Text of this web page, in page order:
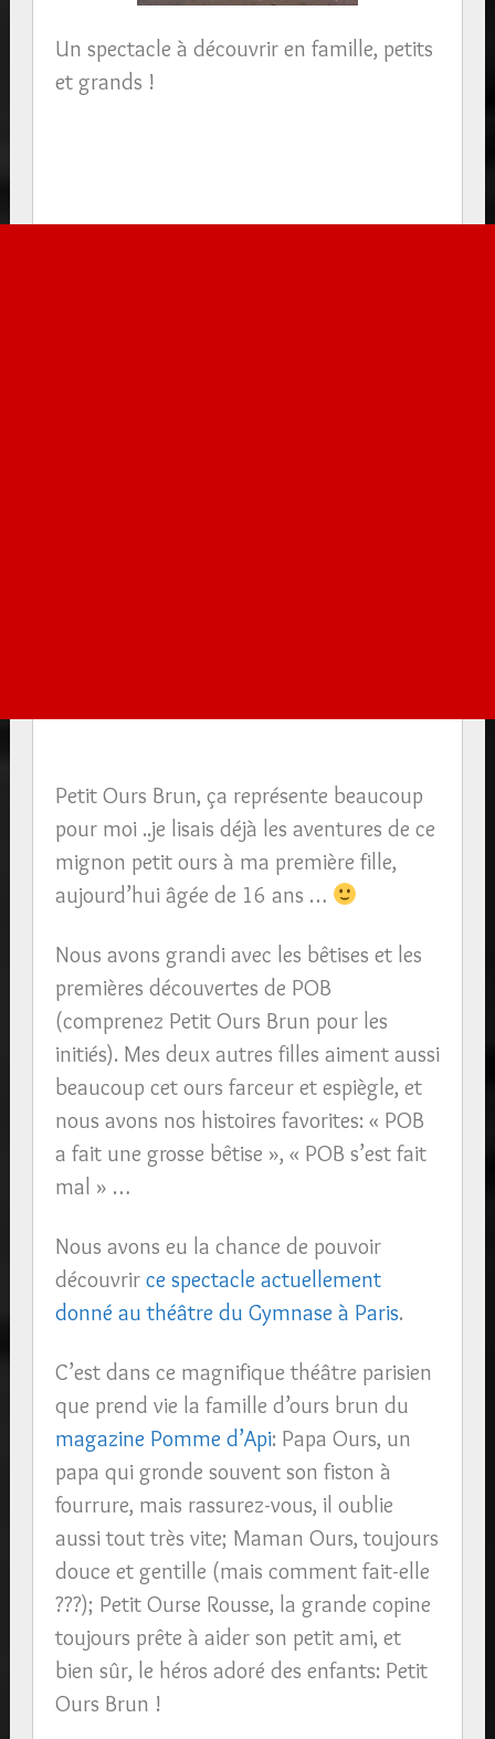
Un spectacle à découvrir en famille, petits
et grands !
Petit Ours Brun, ça représente beaucoup
pour moi ..je lisais déjà les aventures de ce
mignon petit ours à ma première fille,
aujourd’hui âgée de 16 ans …
Nous avons grandi avec les bêtises et les
premières découvertes de POB
(comprenez Petit Ours Brun pour les
initiés). Mes deux autres filles aiment aussi
beaucoup cet ours farceur et espiègle, et
nous avons nos histoires favorites: « POB
a fait une grosse bêtise », « POB s’est fait
mal » …
Nous avons eu la chance de pouvoir
découvrir ce spectacle actuellement
donné au théâtre du Gymnase à Paris.
C’est dans ce magnifique théâtre parisien
que prend vie la famille d’ours brun du
magazine Pomme d’Api: Papa Ours, un
papa qui gronde souvent son fiston à
fourrure, mais rassurez-vous, il oublie
aussi tout très vite; Maman Ours, toujours
douce et gentille (mais comment fait-elle
???); Petit Ourse Rousse, la grande copine
toujours prête à aider son petit ami, et
bien sûr, le héros adoré des enfants: Petit
Ours Brun !